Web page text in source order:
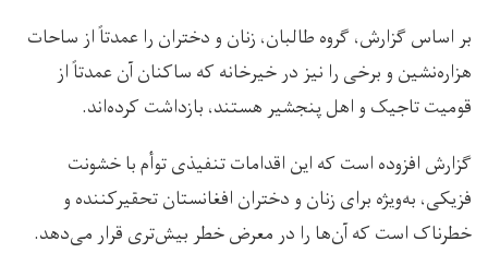
بر اساس گزارش، گروه طالبان، زنان و دختران را عمدتاً از ساحات
هزاره‌نشین و برخی را نیز در خیرخانه که ساکنان آن عمدتاً از
قومیت تاجیک و اهل پنجشیر هستند، بازداشت کرده‌اند.
گزارش افزوده است که این اقدامات تنفیذی توأم با خشونت
فزیکی، به‌ویژه برای زنان و دختران افغانستان تحقیرکننده و
خطرناک است که آن‌ها را در معرض خطر بیش‌تری قرار می‌دهد.